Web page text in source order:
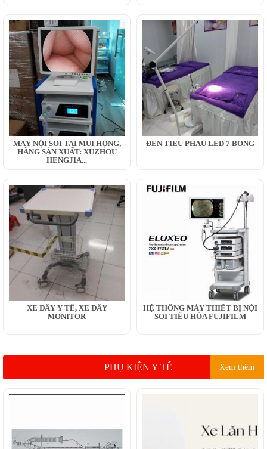
MÁY NỘI SOI TAI MŨI HỌNG,
HÃNG SẢN XUẤT: XUZHOU
HENGJIA...
ĐÈN TIỂU PHẪU LED 7 BÓNG
XE ĐẨY Y TẾ, XE ĐẨY
MONITOR
HỆ THỐNG MÁY THIẾT BỊ NỘI
SOI TIÊU HÓA FUJIFILM
PHỤ KIỆN Y TẾ Xem thêm